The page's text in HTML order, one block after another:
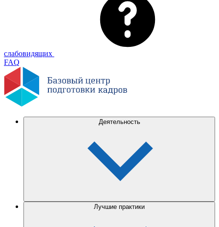
слабовидящих
FAQ
Деятельность
Лучшие практики